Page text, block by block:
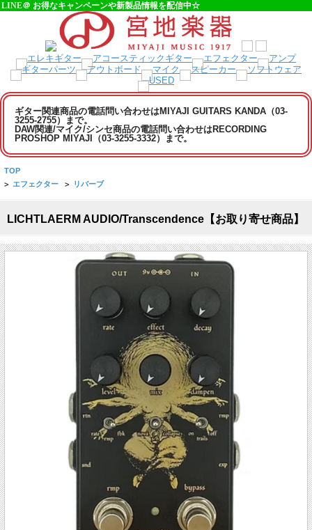
LINE＠ お得なキャンペーンや新製品情報を配信中☆
ギター関連商品の電話問い合わせはMIYAJI GUITARS KANDA（03-
3255-2755）まで。
DAW関連/マイク/シンセ商品の電話問い合わせはRECORDING
PROSHOP MIYAJI（03-3255-3332）まで。
TOP
> エフェクター > リバーブ
LICHTLAERM AUDIO/Transcendence【お取り寄せ商品】